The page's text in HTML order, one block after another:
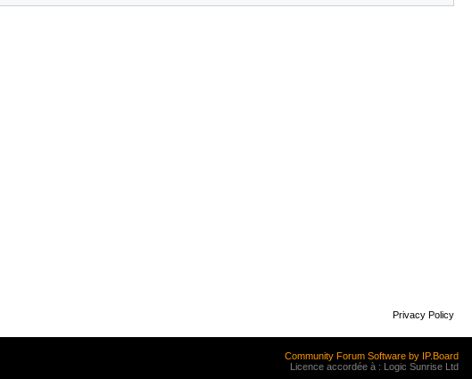
Privacy Policy
Community Forum Software by IP.Board
Licence accordée à : Logic Sunrise Ltd